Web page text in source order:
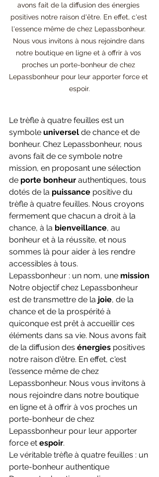
avons fait de la diffusion des énergies
positives notre raison d'être. En effet, c'est
l'essence même de chez Lepassbonheur.
Nous vous invitons à nous rejoindre dans
notre boutique en ligne et à offrir à vos
proches un porte-bonheur de chez
Lepassbonheur pour leur apporter force et
espoir.
Le trèfle à quatre feuilles est un
symbole universel de chance et de
bonheur. Chez Lepassbonheur, nous
avons fait de ce symbole notre
mission, en proposant une sélection
de porte bonheur authentiques, tous
dotés de la puissance positive du
trèfle à quatre feuilles. Nous croyons
fermement que chacun a droit à la
chance, à la bienveillance, au
bonheur et à la réussite, et nous
sommes là pour aider à les rendre
accessibles à tous.
Lepassbonheur : un nom, une mission
Notre objectif chez Lepassbonheur
est de transmettre de la joie, de la
chance et de la prospérité à
quiconque est prêt à accueillir ces
éléments dans sa vie. Nous avons fait
de la diffusion des énergies positives
notre raison d'être. En effet, c'est
l'essence même de chez
Lepassbonheur. Nous vous invitons à
nous rejoindre dans notre boutique
en ligne et à offrir à vos proches un
porte-bonheur de chez
Lepassbonheur pour leur apporter
force et espoir.
Le véritable trèfle à quatre feuilles : un
porte-bonheur authentique